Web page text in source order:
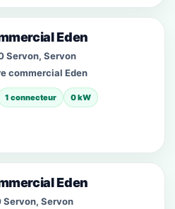
Eden
Servon, Servon
commercial Eden
1 connecteur 0 kW
Eden
Servon, Servon